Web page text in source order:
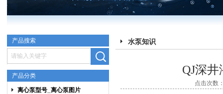
产品搜索
产品分类
离心泵型号_离心泵图片
水泵知识
QJ深
点击次数